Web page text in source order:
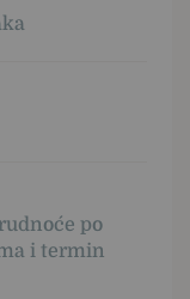
po
i termin